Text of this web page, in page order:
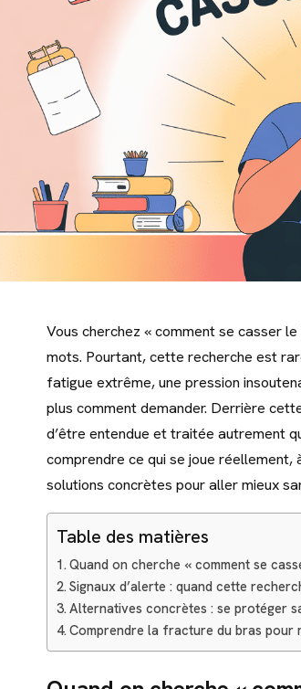
Vous cherchez « comment se casser
mots. Pourtant, cette recherche est
fatigue extrême, une pression
plus comment demander. Derrière
d’être entendue et traitée autrement
comprendre ce qui se joue
solutions concrètes pour aller mieux
Table des matières
Quand on cherche « comment se
Signaux d’alerte : quand cette
Alternatives concrètes : se protéger
Comprendre la fracture du bras pour